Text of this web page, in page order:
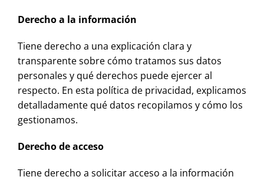
Derecho a la información
Tiene derecho a una explicación clara y
transparente sobre cómo tratamos sus datos
personales y qué derechos puede ejercer al
respecto. En esta política de privacidad, explicamos
detalladamente qué datos recopilamos y cómo los
gestionamos.
Derecho de acceso
Tiene derecho a solicitar acceso a la información